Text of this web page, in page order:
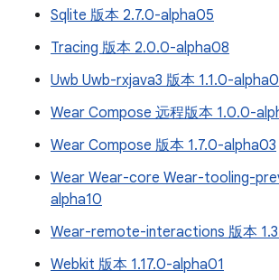
Sqlite 版本 2.7.0-alpha05
Tracing 版本 2.0.0-alpha08
Uwb Uwb-rxjava3 版本 1.1.0-
Wear Compose 远程版本 1.0.0-
Wear Compose 版本 1.7.0-alpha03
Wear Wear-core Wear-tooling-
alpha10
Wear-remote-interactions 版本
Webkit 版本 1.17.0-alpha01